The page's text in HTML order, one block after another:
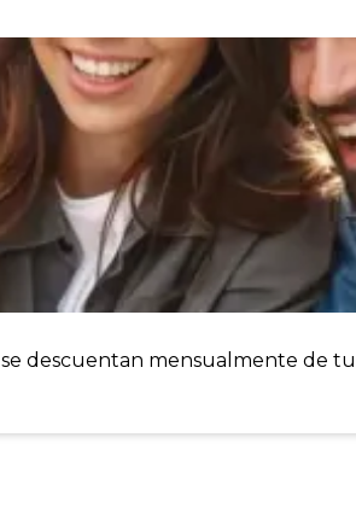
descuentan mensualmente de